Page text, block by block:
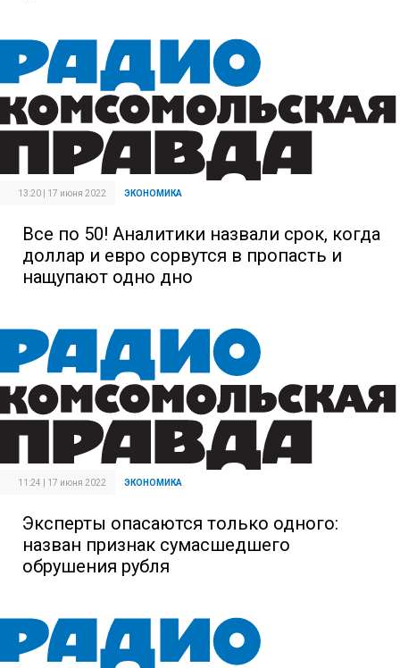
13:20 | 17 июня 2022 ЭКОНОМИКА
Все по 50! Аналитики назвали срок, когда
доллар и евро сорвутся в пропасть и
нащупают одно дно
11:24 | 17 июня 2022 ЭКОНОМИКА
Эксперты опасаются только одного:
назван признак сумасшедшего
обрушения рубля